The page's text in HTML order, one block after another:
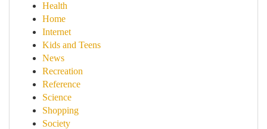
Health
Home
Internet
Kids and Teens
News
Recreation
Reference
Science
Shopping
Society